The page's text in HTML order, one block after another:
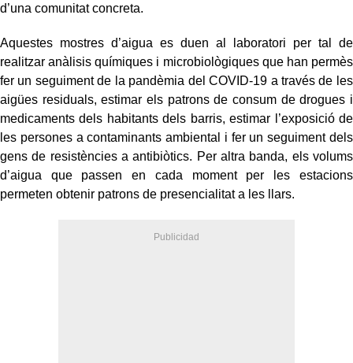
d’una comunitat concreta.
Aquestes mostres d’aigua es duen al laboratori per tal de
realitzar anàlisis químiques i microbiològiques que han permès
fer un seguiment de la pandèmia del COVID-19 a través de les
aigües residuals, estimar els patrons de consum de drogues i
medicaments dels habitants dels barris, estimar l’exposició de
les persones a contaminants ambiental i fer un seguiment dels
gens de resistències a antibiòtics. Per altra banda, els volums
d’aigua que passen en cada moment per les estacions
permeten obtenir patrons de presencialitat a les llars.